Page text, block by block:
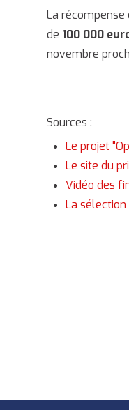
La récompense
de 100 000
novembre
Sources :
Le projet
Le site du
Vidéo des
La